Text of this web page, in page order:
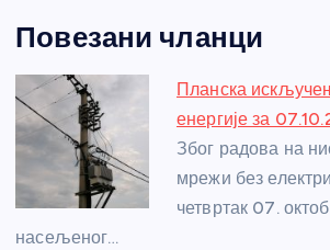
c
e
b
o
o
k
ss
e
n
g
er
itt
er
er at
s
A
p
p
a
g
e
Повезани чланци
Планска
енергије за
Због радова на
мрежи без
четвртак 07.
насељеног…